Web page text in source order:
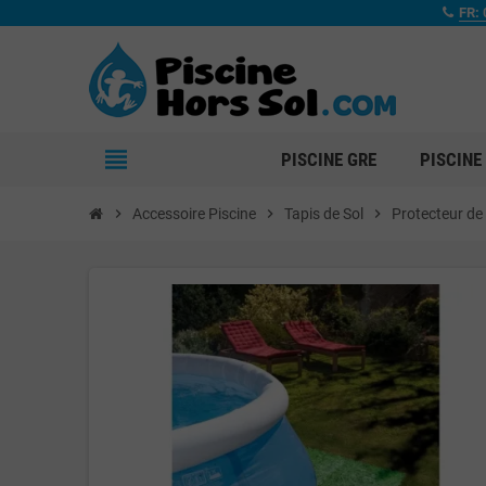
FR:
view_headline PISCINE GRE PISCINE
chevron_right Accessoire Piscine chevron_right Tapis de Sol chevron_right Protecteur de